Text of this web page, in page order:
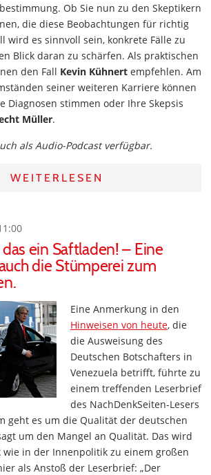
Ob Sie nun zu den Skeptikern
die diese Beobachtungen für richtig
wird es sinnvoll sein, konkrete Fälle zu
Blick daran zu schärfen. Als praktischen
den Fall Kevin Kühnert empfehlen. Am
seiner weiteren Karriere können
Diagnosen stimmen oder Ihre Skepsis
Müller.
als Audio-Podcast verfügbar.
WEITERLESEN
ein Saftladen! – Eine
die Stümperei zum
Eine Anmerkung in den
Hinweisen von heute, die
die Ausweisung des
Deutschen Botschafters in
Venezuela betrifft, führte zu
einem treffenden Leserbrief
des NachDenkSeiten-Lesers
geht es um die Qualität der deutschen
um den Mangel an Qualität. Das wird
in der Innenpolitik zu einem großen
als Anstoß der Leserbrief: „Der